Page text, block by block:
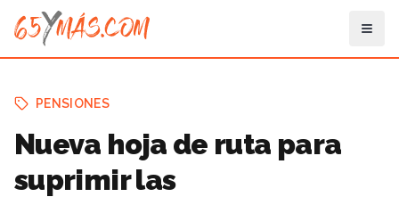
PENSIONES
Nueva hoja de ruta para
suprimir las